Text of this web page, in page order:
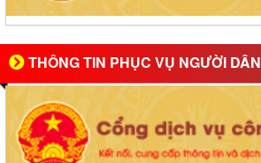
THÔNG TIN PHỤC VỤ NGƯỜI DÂN